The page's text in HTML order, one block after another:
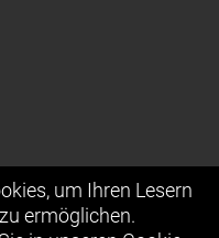
um Ihren Lesern
ermöglichen.